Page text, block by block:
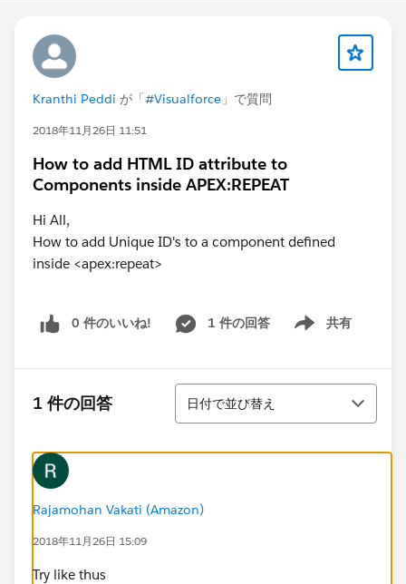
Kranthi Peddi が「#Visualforce 」で質問
2018年11月26日 11:51
How to add HTML ID attribute to
Components inside APEX:REPEAT
Hi All,
How to add Unique ID's to a component defined
inside <apex:repeat>
0 件のいいね! 1 件の回答 共有
Show menu
1 件の回答
並び替え
日付で並び替え
Rajamohan Vakati (Amazon)
2018年11月26日 15:09
Try like thus